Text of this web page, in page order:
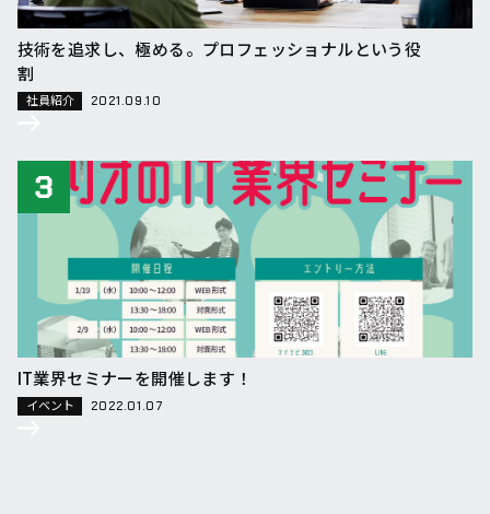
技術を追求し、極める。プロフェッショナルという役
割
社員紹介 2021.09.10
IT業界セミナーを開催します！
イベント 2022.01.07